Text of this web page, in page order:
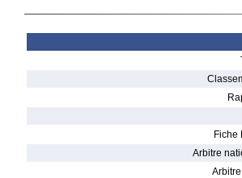
Fiche
Arbitre